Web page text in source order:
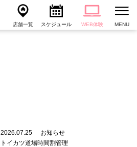
店舗一覧 スケジュール WEB体験 MENU
2026.07.25
お知らせ
トイカツ道場時間割管理